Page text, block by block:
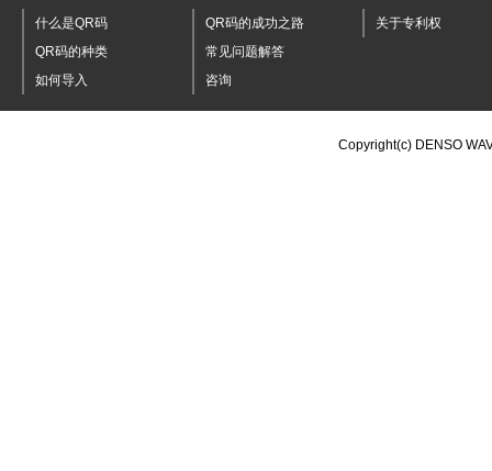
什么是QR码
QR码的种类
如何导入
QR码的成功之路
常见问题解答
咨询
关于专利权
Copyright(c) DENSO